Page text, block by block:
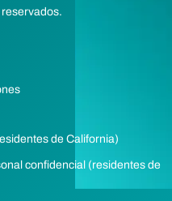
de California)
confidencial (residentes de